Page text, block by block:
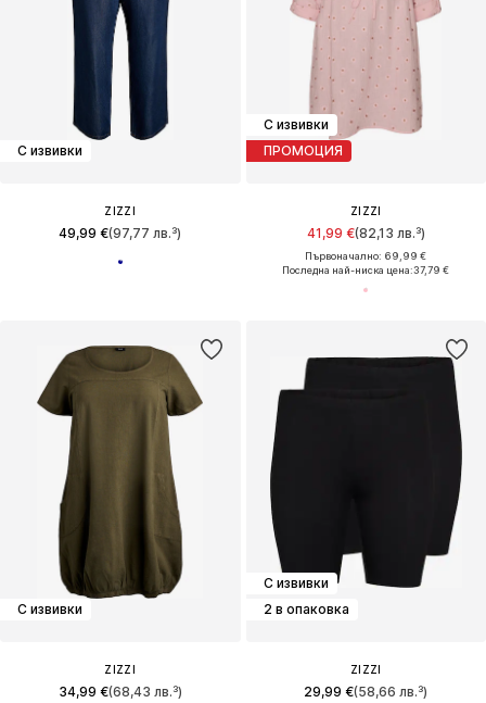
С извивки
ZIZZI
49,99 €(97,77 лв.³)
С извивки
ПРОМОЦИЯ
ZIZZI
41,99 €(82,13 лв.³)
Първоначално: 69,99 €
Последна най-ниска цена:37,79 €
С извивки
ZIZZI
34,99 €(68,43 лв.³)
С извивки
2 в опаковка
ZIZZI
29,99 €(58,66 лв.³)